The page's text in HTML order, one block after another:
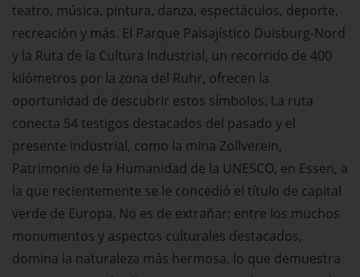
teatro, música, pintura, danza, espectáculos, deporte,
recreación y más. El Parque Paisajístico Duisburg-Nord
y la Ruta de la Cultura Industrial, un recorrido de 400
kilómetros por la zona del Ruhr, ofrecen la
oportunidad de descubrir estos símbolos. La ruta
conecta 54 testigos destacados del pasado y el
presente industrial, como la mina Zollverein,
Patrimonio de la Humanidad de la UNESCO, en Essen, a
la que recientemente se le concedió el título de capital
verde de Europa. No es de extrañar: entre los muchos
monumentos y aspectos culturales destacados,
domina la naturaleza más hermosa, lo que demuestra